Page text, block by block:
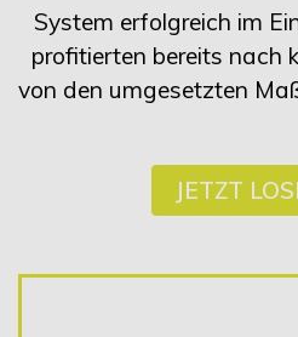
System erfolgreich im
profitierten bereits nach
von den umgesetzten
JETZT